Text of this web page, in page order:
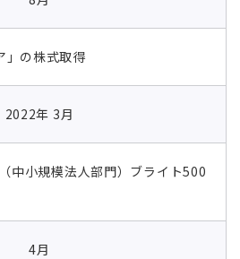
」の株式取得
2022年 3月
中小規模法人部門）ブライト500
4月